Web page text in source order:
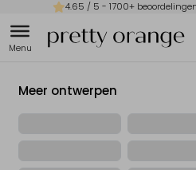
4.65 / 5 - 1700+
Meer ontwerpen